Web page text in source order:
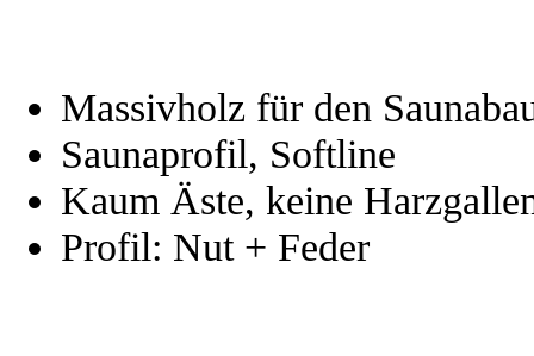
Massivholz für den
Saunaprofil, Softline
Kaum Äste, keine
Profil: Nut + Feder